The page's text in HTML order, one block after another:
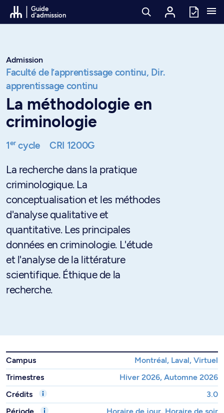
Passer au contenu
Guide
d'admission
Admission
Faculté de l’apprentissage continu, Dir.
apprentissage continu
La méthodologie en
criminologie
1ercycle CRI 1200G
La recherche dans la pratique
criminologique. La
conceptualisation et les méthodes
d'analyse qualitative et
quantitative. Les principales
données en criminologie. L'étude
et l'analyse de la littérature
scientifique. Éthique de la
recherche.
Campus
Montréal, Laval, Virtuel
Trimestres
Hiver 2026, Automne 2026
Crédits
3.0